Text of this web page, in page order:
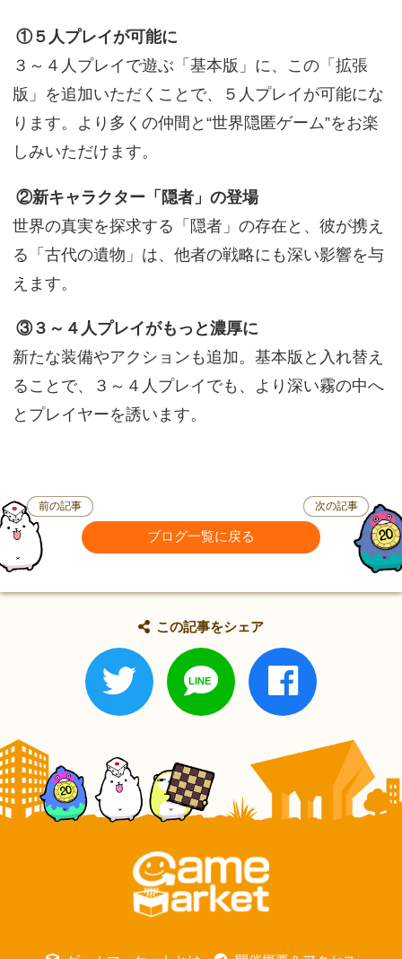
①５人プレイが可能に
３～４人プレイで遊ぶ「基本版」に、この「拡張
版」を追加いただくことで、５人プレイが可能にな
ります。より多くの仲間と“世界隠匿ゲーム”をお楽
しみいただけます。
②新キャラクター「隠者」の登場
世界の真実を探求する「隠者」の存在と、彼が携え
る「古代の遺物」は、他者の戦略にも深い影響を与
えます。
③３～４人プレイがもっと濃厚に
新たな装備やアクションも追加。基本版と入れ替え
ることで、３～４人プレイでも、より深い霧の中へ
とプレイヤーを誘います。
前の記事
ブログ一覧に戻る
次の記事
この記事をシェア